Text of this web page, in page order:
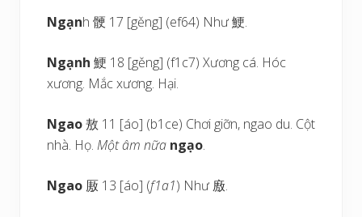
Ngạnh 骾 17 [gěng] (ef64) Như 鯁.
Ngạnh 鯁 18 [gěng] (f1c7) Xương cá. Hóc
xương. Mắc xương. Hại.
Ngao敖 11 [áo] (b1ce) Chơi giỡn, ngao du. Cột
nhà. Họ.Một âm nữa ngạo.
Ngao 厫 13 [áo] (f1a1) Như 廒.